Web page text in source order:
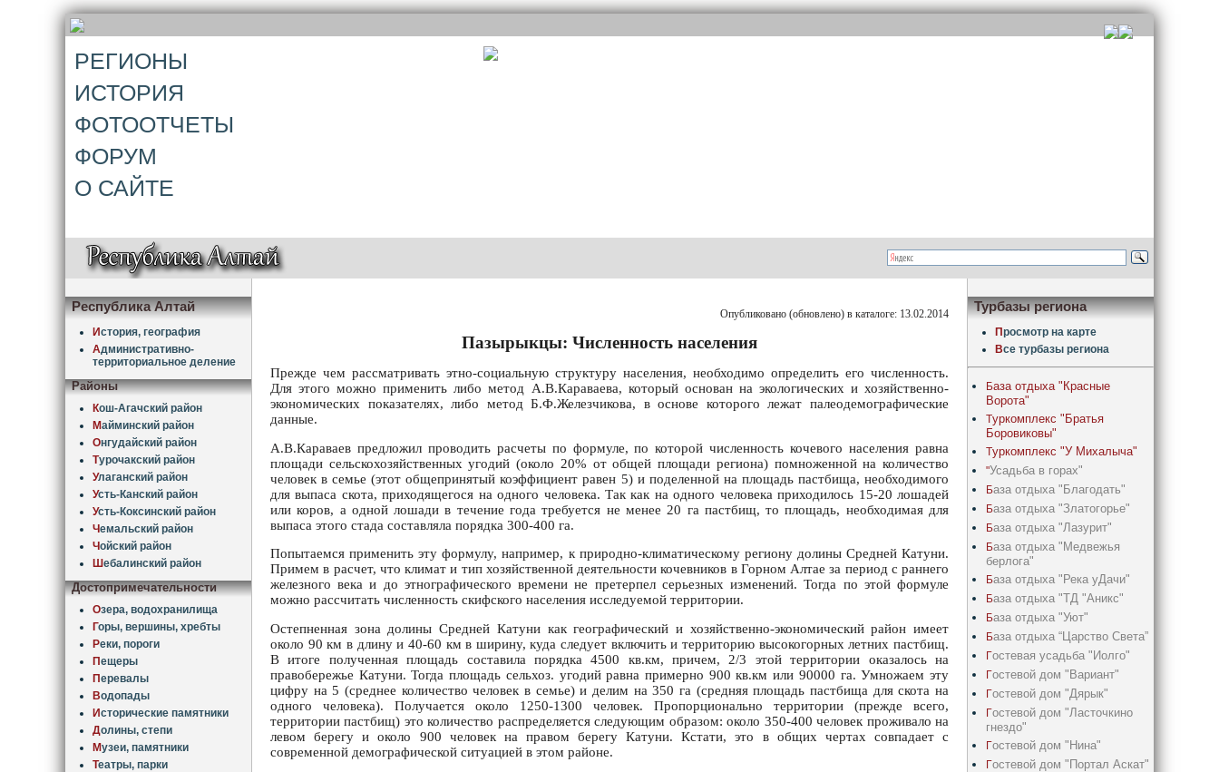
РЕГИОНЫ
ИСТОРИЯ
ФОТООТЧЕТЫ
ФОРУМ
О САЙТЕ
Республика Алтай
История, география
Административно-
территориальное деление
Районы
Кош-Агачский район
Майминский район
Онгудайский район
Турочакский район
Улаганский район
Усть-Канский район
Усть-Коксинский район
Чемальский район
Чойский район
Шебалинский район
Достопримечательности
Озера, водохранилища
Горы, вершины, хребты
Реки, пороги
Пещеры
Перевалы
Водопады
Исторические памятники
Долины, степи
Музеи, памятники
Театры, парки
Опубликовано (обновлено) в каталоге: 13.02.2014
Пазырыкцы: Численность населения
Прежде чем рассматривать этно-социальную структуру населения, необходимо определить его численность.
Для этого можно применить либо метод А.В.Караваева, который основан на экологических и хозяйственно-
экономических показателях, либо метод Б.Ф.Железчикова, в основе которого лежат палеодемографические
данные.
А.В.Караваев предложил проводить расчеты по формуле, по которой численность кочевого населения равна
площади сельскохозяйственных угодий (около 20% от общей площади региона) помноженной на количество
человек в семье (этот общепринятый коэффициент равен 5) и поделенной на площадь пастбища, необходимого
для выпаса скота, приходящегося на одного человека. Так как на одного человека приходилось 15-20 лошадей
или коров, а одной лошади в течение года требуется не менее 20 га пастбищ, то площадь, необходимая для
выпаса этого стада составляла порядка 300-400 га.
Попытаемся применить эту формулу, например, к природно-климатическому региону долины Средней Катуни.
Примем в расчет, что климат и тип хозяйственной деятельности кочевников в Горном Алтае за период с раннего
железного века и до этнографического времени не претерпел серьезных изменений. Тогда по этой формуле
можно рассчитать численность скифского населения исследуемой территории.
Остепненная зона долины Средней Катуни как географический и хозяйственно-экономический район имеет
около 90 км в длину и 40-60 км в ширину, куда следует включить и территорию высокогорных летних пастбищ.
В итоге полученная площадь составила порядка 4500 кв.км, причем, 2/3 этой территории оказалось на
правобережье Катуни. Тогда площадь сельхоз. угодий равна примерно 900 кв.км или 90000 га. Умножаем эту
цифру на 5 (среднее количество человек в семье) и делим на 350 га (средняя площадь пастбища для скота на
одного человека). Получается около 1250-1300 человек. Пропорционально территории (прежде всего,
территории пастбищ) это количество распределяется следующим образом: около 350-400 человек проживало на
левом берегу и около 900 человек на правом берегу Катуни. Кстати, это в общих чертах совпадает с
современной демографической ситуацией в этом районе.
Турбазы региона
Просмотр на карте
Все турбазы региона
База отдыха "Красные
Ворота"
Туркомплекс "Братья
Боровиковы"
Туркомплекс "У Михалыча"
"Усадьба в горах"
База отдыха "Благодать"
База отдыха "Златогорье"
База отдыха "Лазурит"
База отдыха "Медвежья
берлога"
База отдыха "Река уДачи"
База отдыха "ТД "Аникс"
База отдыха "Уют"
База отдыха “Царство Света”
Гостевая усадьба "Иолго"
Гостевой дом "Вариант"
Гостевой дом "Дярык"
Гостевой дом "Ласточкино
гнездо"
Гостевой дом "Нина"
Гостевой дом "Портал Аскат"